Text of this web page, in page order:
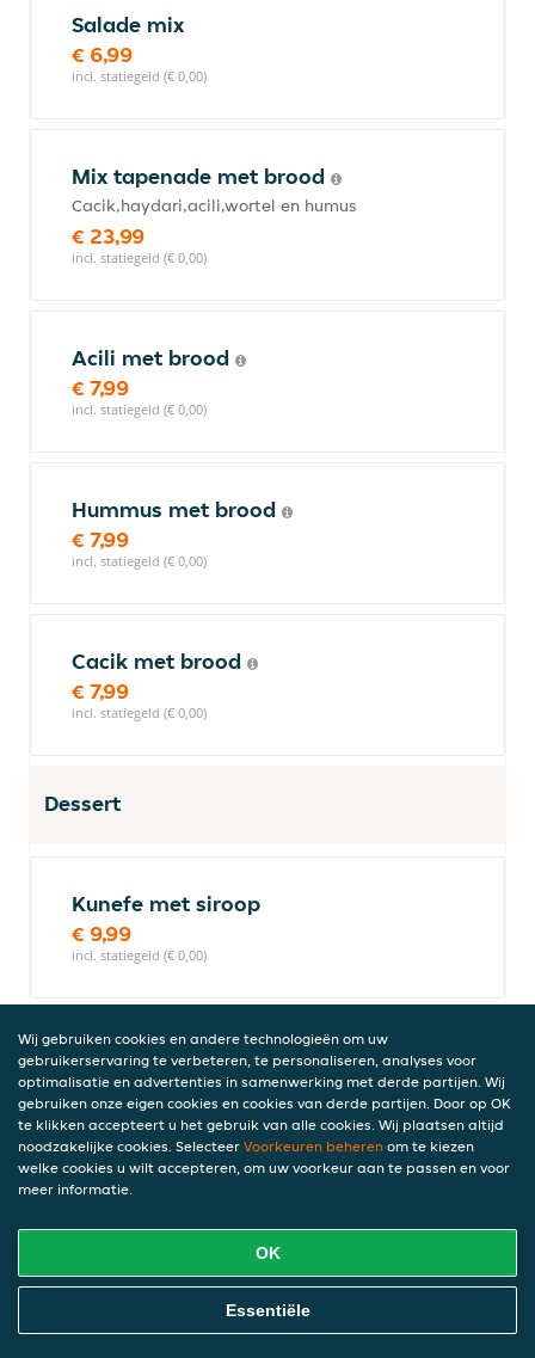
Salade mix
€ 6,99
incl. statiegeld (€ 0,00)
Mix tapenade met brood
Cacik,haydari,acili,wortel en humus
€ 23,99
incl. statiegeld (€ 0,00)
Acili met brood
€ 7,99
incl. statiegeld (€ 0,00)
Hummus met brood
€ 7,99
incl. statiegeld (€ 0,00)
Cacik met brood
€ 7,99
incl. statiegeld (€ 0,00)
Dessert
Kunefe met siroop
€ 9,99
incl. statiegeld (€ 0,00)
Baklava 4 stuks
€ 8,99
incl. statiegeld (€ 0,00)
Sauzen
€ 0,99
Online Eten Bestellen
Wij gebruiken cookies en andere technologieën om uw
gebruikerservaring te verbeteren, te personaliseren, analyses voor
optimalisatie en advertenties in samenwerking met derde partijen. Wij
gebruiken onze eigen cookies en cookies van derde partijen. Door op OK
te klikken accepteert u het gebruik van alle cookies. Wij plaatsen altijd
noodzakelijke cookies. Selecteer Voorkeuren beheren om te kiezen
welke cookies u wilt accepteren, om uw voorkeur aan te passen en voor
meer informatie.
OK
Essentiële